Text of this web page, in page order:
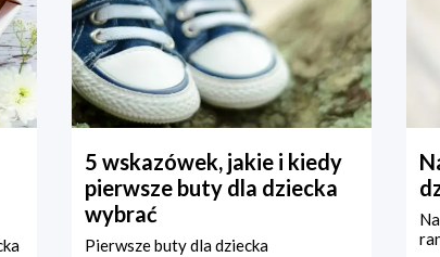
5 wskazówek, jakie i kiedy
pierwsze buty dla dziecka
wybrać
Pierwsze buty dla dziecka